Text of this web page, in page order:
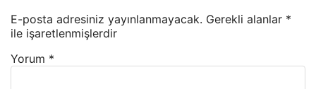
E-posta adresiniz yayınlanmayacak. Gerekli alanlar *
ile işaretlenmişlerdir
Yorum *